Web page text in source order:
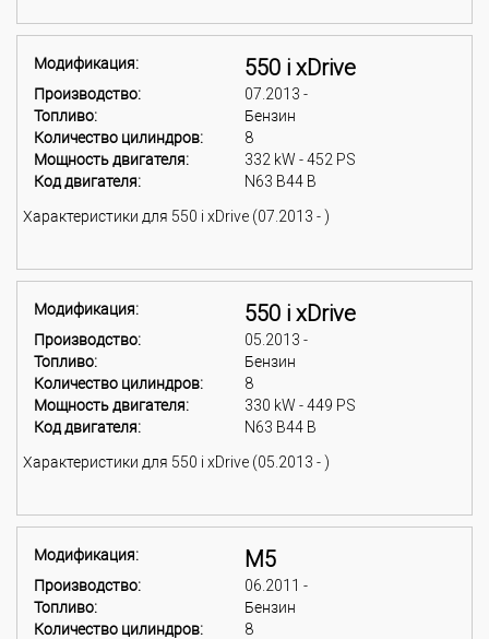
Модификация: 550 i xDrive
Производство:
07.2013 -
Топливо:
Бензин
Количество цилиндров:
8
Мощность двигателя:
332 kW - 452 PS
Код двигателя:
N63 B44 B
Характеристики для 550 i xDrive (07.2013 - )
Модификация: 550 i xDrive
Производство:
05.2013 -
Топливо:
Бензин
Количество цилиндров:
8
Мощность двигателя:
330 kW - 449 PS
Код двигателя:
N63 B44 B
Характеристики для 550 i xDrive (05.2013 - )
Модификация: M5
Производство:
06.2011 -
Топливо:
Бензин
Количество цилиндров:
8